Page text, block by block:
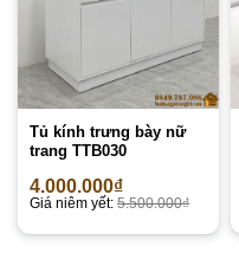
Tủ kính trưng bày nữ
trang TTB030
4.000.000₫
Giá niêm yết: 5.500.000₫